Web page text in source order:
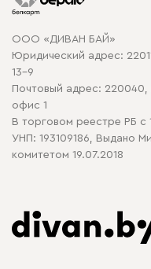
Карта сайта
Политика
Политика в отношении
ООО «ДИВАН БАЙ»
Юридический адрес:
13-9
Почтовый адрес: 220040,
офис 1
В торговом реестре РБ с
УНП: 193109186, Выдано
комитетом 19.07.2018